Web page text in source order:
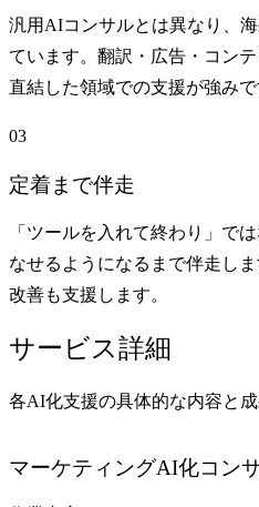
汎用AIコンサルとは異なり、
ています。翻訳・広告・コン
直結した領域での支援が強みで
03
定着まで伴走
「ツールを入れて終わり」で
なせるようになるまで伴走し
改善も支援します。
サービス詳細
各AI化支援の具体的な内容と
マーケティングAI化コン